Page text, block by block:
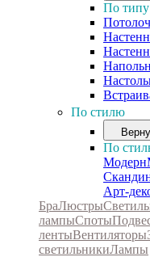
По типу
По стилю
По
Модерн
Арт-
БраЛюстры
лампыСпоты
лентыВентиляторы
светильникиЛампы